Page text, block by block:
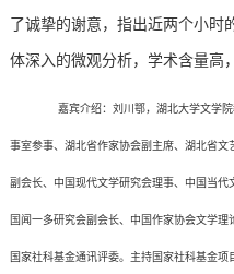
了诚挚的谢意，指出近两个小
体深入的微观分析，学术含量高
嘉宾介绍：刘川鄂，湖北大学文学
事室参事、湖北省作家协会副主席、湖北省
副会长、中国现代文学研究会理事、中国当
国闻一多研究会副会长、中国作家协会文学理
国家社科基金通讯评委。主持国家社科基金项